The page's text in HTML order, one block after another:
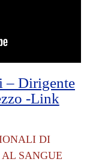
– Dirigente
-Link
DI
SANGUE